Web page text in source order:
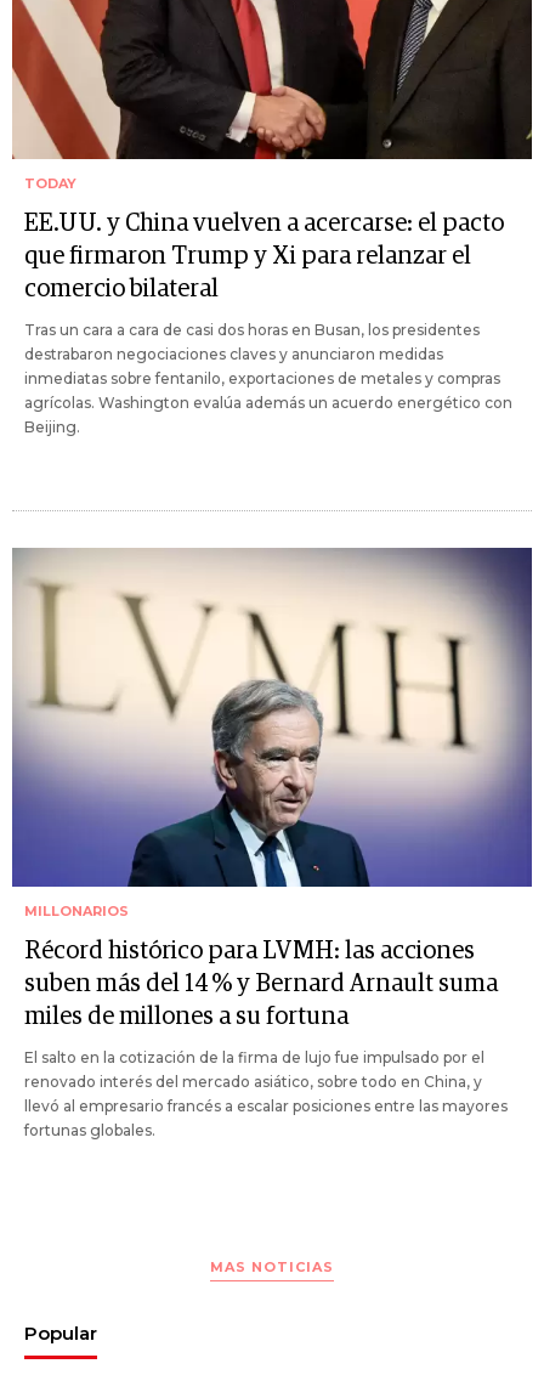
TODAY
EE.UU. y China vuelven a acercarse: el pacto
que firmaron Trump y Xi para relanzar el
comercio bilateral
Tras un cara a cara de casi dos horas en Busan, los presidentes
destrabaron negociaciones claves y anunciaron medidas
inmediatas sobre fentanilo, exportaciones de metales y compras
agrícolas. Washington evalúa además un acuerdo energético con
Beijing.
MILLONARIOS
Récord histórico para LVMH: las acciones
suben más del 14 % y Bernard Arnault suma
miles de millones a su fortuna
El salto en la cotización de la firma de lujo fue impulsado por el
renovado interés del mercado asiático, sobre todo en China, y
llevó al empresario francés a escalar posiciones entre las mayores
fortunas globales.
MAS NOTICIAS
Popular